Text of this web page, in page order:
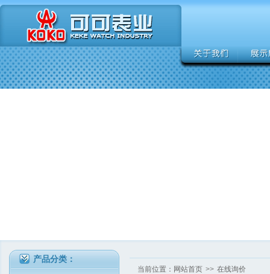
产品分类：
当前位置： 网站首页 >> 在线询价